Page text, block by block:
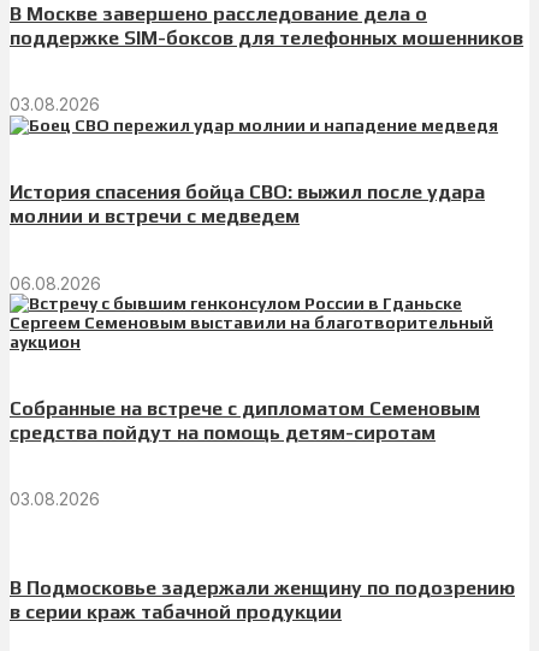
В Москве завершено расследование дела о
поддержке SIM-боксов для телефонных мошенников
03.08.2026
История спасения бойца СВО: выжил после удара
молнии и встречи с медведем
06.08.2026
Собранные на встрече с дипломатом Семеновым
средства пойдут на помощь детям-сиротам
03.08.2026
В Подмосковье задержали женщину по подозрению
в серии краж табачной продукции